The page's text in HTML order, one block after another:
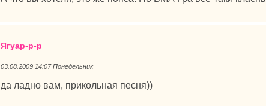
Ягуар-р-р
03.08.2009 14:07 Понедельник
да ладно вам, прикольная песня))